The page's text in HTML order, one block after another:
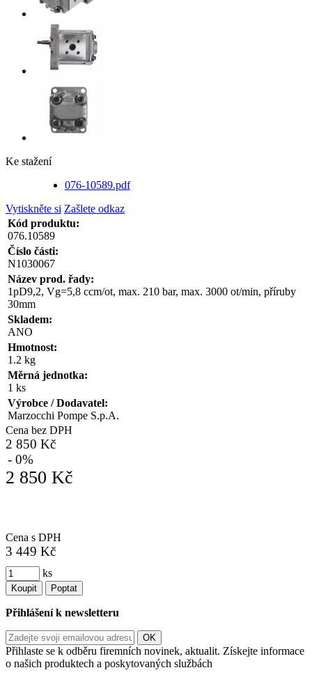
Ke stažení
076-10589.pdf
Vytiskněte si Zašlete odkaz
Kód produktu:
076.10589
Číslo části:
N1030067
Název prod. řady:
1pD9,2, Vg=5,8 ccm/ot, max. 210 bar, max. 3000 ot/min, příruby
30mm
Skladem:
ANO
Hmotnost:
1.2 kg
Měrná jednotka:
1 ks
Výrobce / Dodavatel:
Marzocchi Pompe S.p.A.
Cena bez DPH
2 850 Kč
- 0%
2 850 Kč
Cena s DPH
3 449 Kč
ks
Koupit Poptat
Přihlášení k newsletteru
Přihlaste se k odběru firemních novinek, aktualit. Získejte informace
o našich produktech a poskytovaných službách